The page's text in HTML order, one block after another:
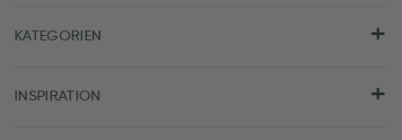
KATEGORIEN
INSPIRATION